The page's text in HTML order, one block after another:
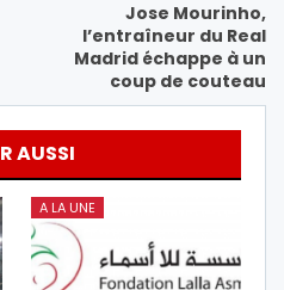
Jose Mourinho,
l’entraîneur du Real
Madrid échappe à un
coup de couteau
AUSSI
A LA UNE